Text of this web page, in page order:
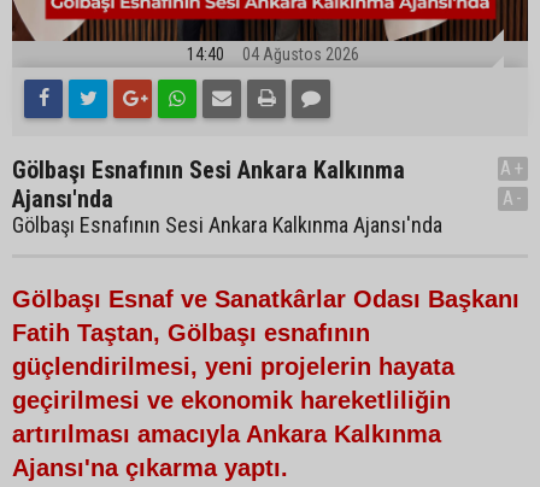
14:40 04 Ağustos 2026
Gölbaşı Esnafının Sesi Ankara Kalkınma
Ajansı'nda
Gölbaşı Esnafının Sesi Ankara Kalkınma Ajansı'nda
A+
A-
Gölbaşı Esnaf ve Sanatkârlar Odası Başkanı
Fatih Taştan, Gölbaşı esnafının
güçlendirilmesi, yeni projelerin hayata
geçirilmesi ve ekonomik hareketliliğin
artırılması amacıyla Ankara Kalkınma
Ajansı'na çıkarma yaptı.